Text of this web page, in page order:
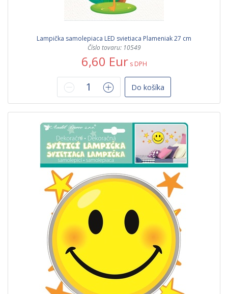
Lampička samolepiaca LED svietiaca Plameniak 27 cm
Číslo tovaru: 10549
6,60 Eur s DPH
Do košíka